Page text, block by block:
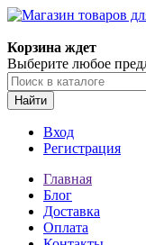
Корзина ждет
Выберите любое
Найти
Вход
Регистрация
Главная
Блог
Доставка
Оплата